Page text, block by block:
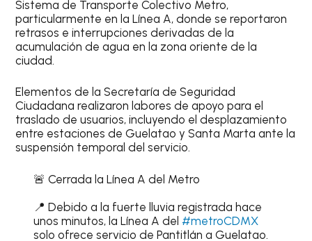
Sistema de Transporte Colectivo Metro,
particularmente en la Línea A, donde se reportaron
retrasos e interrupciones derivadas de la
acumulación de agua en la zona oriente de la
ciudad.
Elementos de la Secretaría de Seguridad
Ciudadana realizaron labores de apoyo para el
traslado de usuarios, incluyendo el desplazamiento
entre estaciones de Guelatao y Santa Marta ante la
suspensión temporal del servicio.
🚨 Cerrada la Línea A del Metro
📍 Debido a la fuerte lluvia registrada hace
unos minutos, la Línea A del #metroCDMX
solo ofrece servicio de Pantitlán a Guelatao.